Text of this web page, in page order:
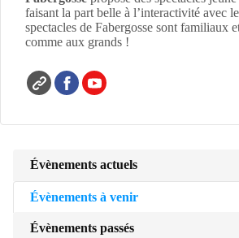
faisant la part belle à l’interactivité avec
spectacles de Fabergosse sont familiaux
comme aux grands !
Évènements actuels
Évènements à venir
Évènements passés